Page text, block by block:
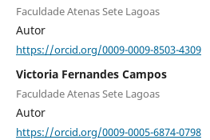
Faculdade Atenas Sete Lagoas
Autor
https://orcid.org/0009-0009-8503-4309
Victoria Fernandes Campos
Faculdade Atenas Sete Lagoas
Autor
https://orcid.org/0009-0005-6874-0798